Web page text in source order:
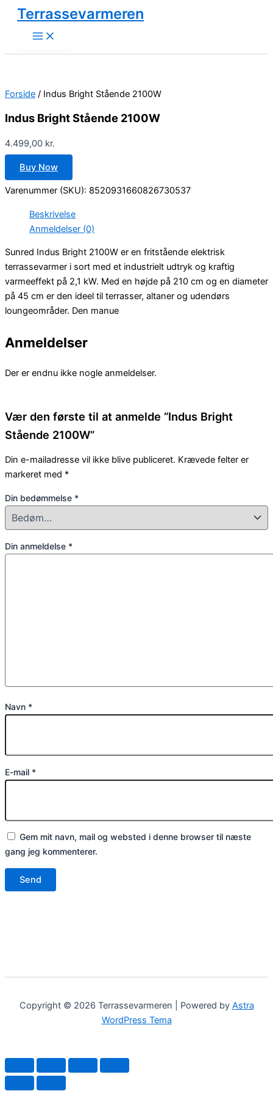
indholdet
Terrassevarmeren
Forside / Indus Bright Stående 2100W
Indus Bright Stående 2100W
4.499,00 kr.
Buy Now
Varenummer (SKU): 8520931660826730537
Beskrivelse
Anmeldelser (0)
Sunred Indus Bright 2100W er en fritstående elektrisk
terrassevarmer i sort med et industrielt udtryk og kraftig
varmeeffekt på 2,1 kW. Med en højde på 210 cm og en diameter
på 45 cm er den ideel til terrasser, altaner og udendørs
loungeområder. Den manue
Anmeldelser
Der er endnu ikke nogle anmeldelser.
Vær den første til at anmelde “Indus Bright
Stående 2100W”
Din e-mailadresse vil ikke blive publiceret. Krævede felter er
markeret med *
Din bedømmelse *
Din anmeldelse *
Navn *
E-mail *
Gem mit navn, mail og websted i denne browser til næste
gang jeg kommenterer.
Copyright © 2026 Terrassevarmeren | Powered by Astra
WordPress Tema